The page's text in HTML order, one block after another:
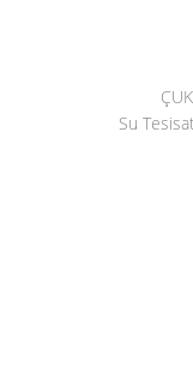
Su